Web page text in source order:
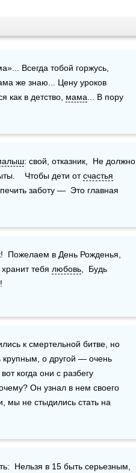
Всегда тобой горжусь,
же знаю... Цену уроков
как в детство, мама ... В пору
: свой, отказник,  Не должно
Чтобы дети от счастья
заботу —  Это главная
Пожелаем в День Рожденья,
тебя любовь ,  Будь
к смертельной битве, но
о другой — очень
когда они с разбегу
мы не стыдились стать на
Нельзя в 15 быть серьезным,